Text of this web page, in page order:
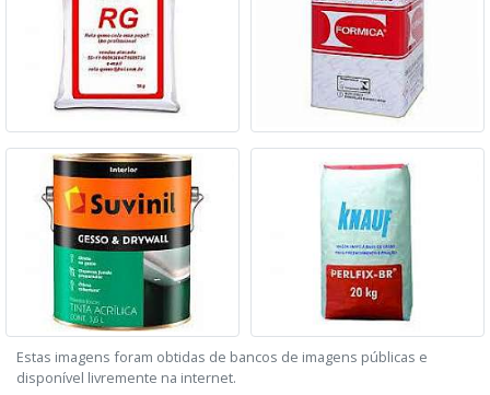
Estas imagens foram obtidas de bancos de imagens públicas e
disponível livremente na internet.